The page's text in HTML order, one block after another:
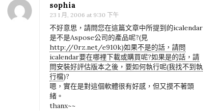
P
H
P
i
C
a
l
sophia
23 1 月, 2006 at 9:30 下午
不好意思，請問您在這篇文章中所提到的icalendar
是不是Aspose公司的產品呢?(見
http://0rz.net/e910k)如果不是的話，請問
icalendar要在哪裡下載或購買呢?如果是的話，請
問安裝好評估版本之後，要如何執行呢(我找不到執
行檔)?
嗯，實在是對這個軟體很有好感，但又摸不著頭
緒。
thanx~~